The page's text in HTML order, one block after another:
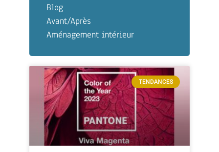
Blog
Avant/Après
Aménagement intérieur
TENDANCES